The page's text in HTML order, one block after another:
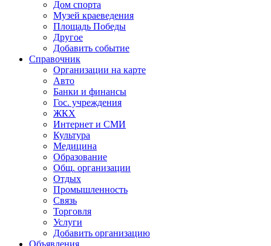
Дом спорта
Музей краеведения
Площадь Победы
Другое
Добавить событие
Справочник
Организации на карте
Авто
Банки и финансы
Гос. учреждения
ЖКХ
Интернет и СМИ
Культура
Медицина
Образование
Общ. организации
Отдых
Промышленность
Связь
Торговля
Услуги
Добавить организацию